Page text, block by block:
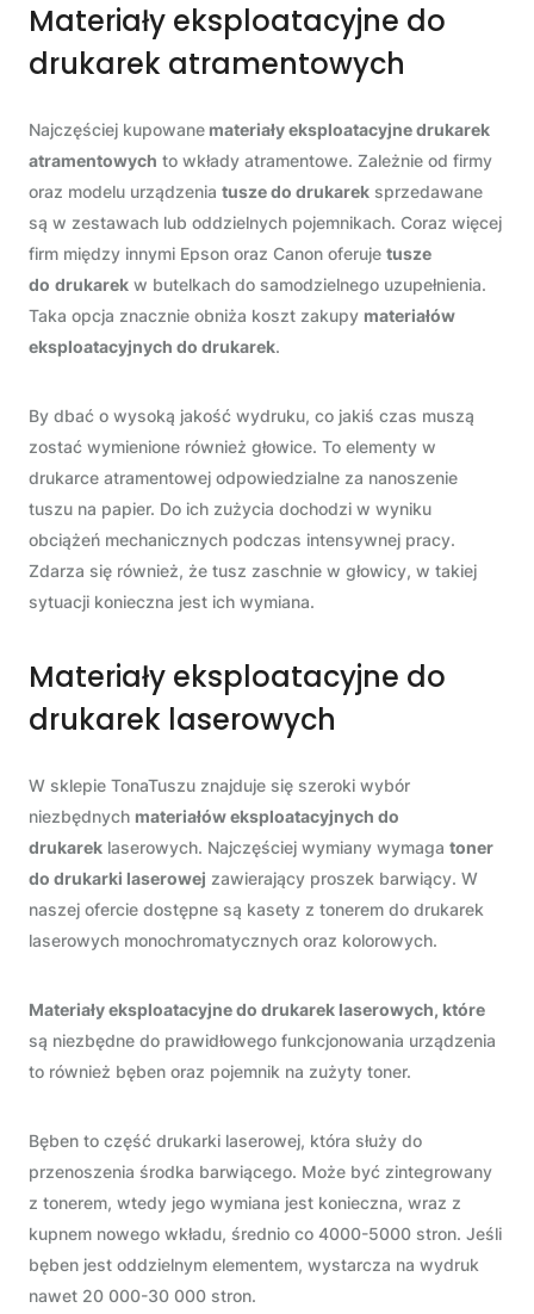
Materiały eksploatacyjne do
drukarek atramentowych
Najczęściej kupowane materiały eksploatacyjne drukarek
atramentowych to wkłady atramentowe. Zależnie od firmy
oraz modelu urządzenia tusze do drukarek sprzedawane
są w zestawach lub oddzielnych pojemnikach. Coraz więcej
firm między innymi Epson oraz Canon oferuje tusze
do drukarek w butelkach do samodzielnego uzupełnienia.
Taka opcja znacznie obniża koszt zakupy materiałów
eksploatacyjnych do drukarek.
By dbać o wysoką jakość wydruku, co jakiś czas muszą
zostać wymienione również głowice. To elementy w
drukarce atramentowej odpowiedzialne za nanoszenie
tuszu na papier. Do ich zużycia dochodzi w wyniku
obciążeń mechanicznych podczas intensywnej pracy.
Zdarza się również, że tusz zaschnie w głowicy, w takiej
sytuacji konieczna jest ich wymiana.
Materiały eksploatacyjne do
drukarek laserowych
W sklepie TonaTuszu znajduje się szeroki wybór
niezbędnych materiałów eksploatacyjnych do
drukarek laserowych. Najczęściej wymiany wymaga toner
do drukarki laserowej zawierający proszek barwiący. W
naszej ofercie dostępne są kasety z tonerem do drukarek
laserowych monochromatycznych oraz kolorowych.
Materiały eksploatacyjne do drukarek laserowych, które
są niezbędne do prawidłowego funkcjonowania urządzenia
to również bęben oraz pojemnik na zużyty toner.
Bęben to część drukarki laserowej, która służy do
przenoszenia środka barwiącego. Może być zintegrowany
z tonerem, wtedy jego wymiana jest konieczna, wraz z
kupnem nowego wkładu, średnio co 4000-5000 stron. Jeśli
bęben jest oddzielnym elementem, wystarcza na wydruk
nawet 20 000-30 000 stron.